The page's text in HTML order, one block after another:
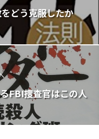
どう克服したか
FBI捜査官はこの人